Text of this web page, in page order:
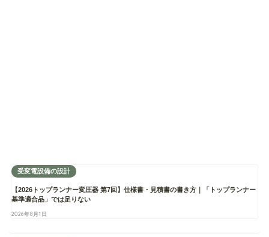
受変電設備の設計
【2026トップランナー変圧器 第7回】仕様書・見積書の書き方｜「トップランナー
基準適合品」では足りない
2026年8月1日